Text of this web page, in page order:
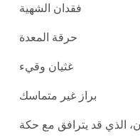
فقدان الشهية
حرقة المعدة
غثيان وقيء
براز غير متماسك
الذي قد يترافق مع حكة